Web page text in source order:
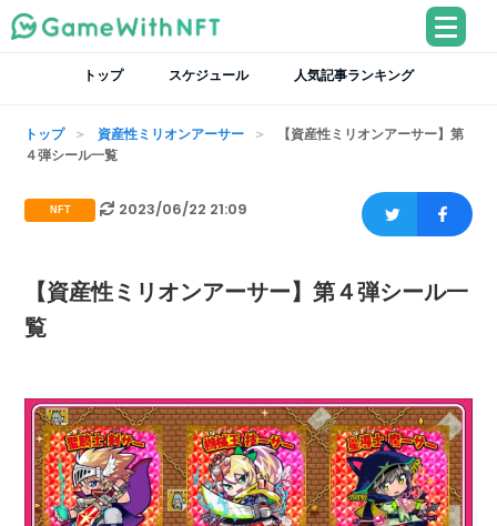
トップ スケジュール 人気記事ランキング
トップ 資産性ミリオンアーサー
【資産性ミリオンアーサー】第
４弾シール一覧
NFT 2023/06/22 21:09
【資産性ミリオンアーサー】第４弾シール一
覧